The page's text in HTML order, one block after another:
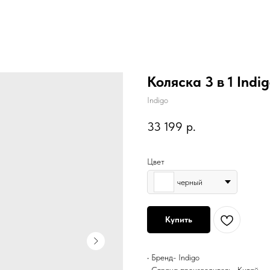
Коляска 3 в 1
Indigo
33 199 р.
Цвет
черный
Купить
• Бренд- Indigo